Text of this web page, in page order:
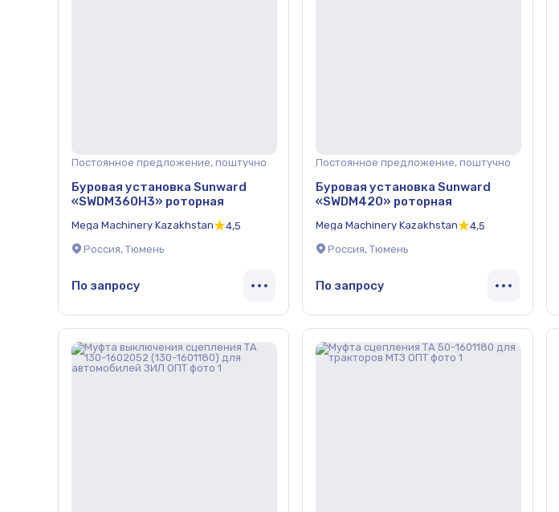
Постоянное предложение, поштучно
Буровая установка Sunward
«SWDM360Н3» роторная
Mega Machinery Kazakhstan
4,5
Россия, Тюмень
По запросу
Постоянное предложение, поштучно
Буровая установка Sunward
«SWDM420» роторная
Mega Machinery Kazakhstan
4,5
Россия, Тюмень
По запросу